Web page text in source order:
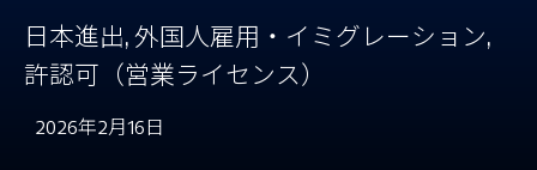
日本進出, 外国人雇用・イミグレーション,
許認可（営業ライセンス）
2026年2月16日